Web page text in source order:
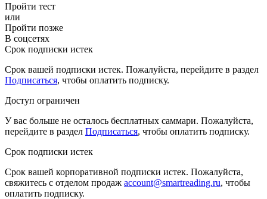
Пройти тест
или
Пройти позже
В соцсетях
Срок подписки истек
Срок вашей подписки истек. Пожалуйста, перейдите в раздел
Подписаться, чтобы оплатить подписку.
Доступ ограничен
У вас больше не осталось бесплатных саммари. Пожалуйста,
перейдите в раздел Подписаться, чтобы оплатить подписку.
Срок подписки истек
Срок вашей корпоративной подписки истек. Пожалуйста,
свяжитесь с отделом продаж account@smartreading.ru, чтобы
оплатить подписку.